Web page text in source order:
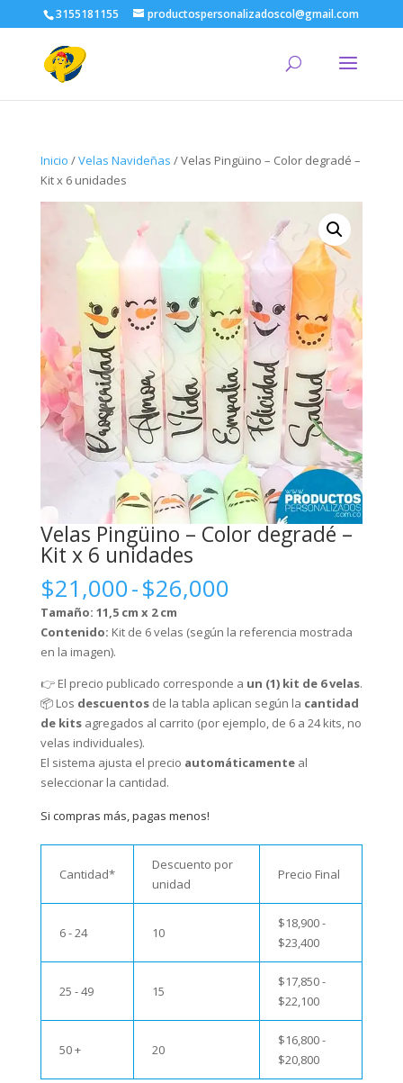
3155181155 productospersonalizadoscol@gmail.com
Inicio /Velas Navideñas / Velas Pingüino – Color degradé –
Kit x 6 unidades
Velas Pingüino – Color degradé –
Kit x 6 unidades
$21,000-$26,000Rango
precios:
desde
hasta
$26,000
Tamaño: 11,5 cm x 2 cm
Contenido: Kit de 6 velas (según la referencia mostrada
en la imagen).
👉 El precio publicado corresponde a un (1) kit de 6 velas.
📦 Los descuentosde la tabla aplican según la cantidad
de kitsagregados al carrito (por ejemplo, de 6 a 24 kits, no
velas individuales).
El sistema ajusta el precio automáticamenteal
seleccionar la cantidad.
Si compras más, pagas menos!
Cantidad*
Descuento por
unidad
Precio Final
6 - 24 10
$18,900-
$23,400
25 - 49 15
$17,850-
$22,100
50 + 20
$16,800-
$20,800